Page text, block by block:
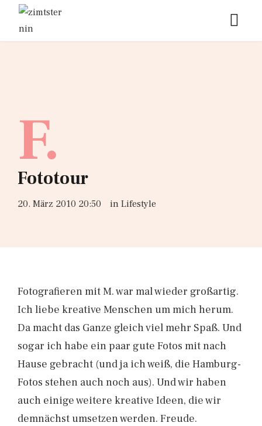
F.
Fototour
20. März 2010 20:50 in Lifestyle
Fotografieren mit M. war mal wieder großartig.
Ich liebe kreative Menschen um mich herum.
Da macht das Ganze gleich viel mehr Spaß. Und
sogar ich habe ein paar gute Fotos mit nach
Hause gebracht (und ja ich weiß, die Hamburg-
Fotos stehen auch noch aus). Und wir haben
auch einige weitere kreative Ideen, die wir
demnächst umsetzen werden. Freude.